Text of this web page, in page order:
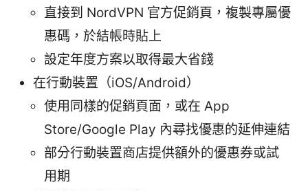
直接到 NordVPN 官方促銷頁，複製專屬優
惠碼，於結帳時貼上
設定年度方案以取得最大省錢
在行動裝置（iOS/Android）
使用同樣的促銷頁面，或在 App
Store/Google Play 內尋找優惠的延伸連結
部分行動裝置商店提供額外的優惠券或試
用期